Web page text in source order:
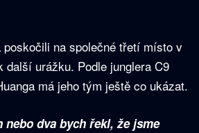
poskočili na společné třetí místo v
další urážku. Podle junglera C9
má jeho tým ještě co ukázat.
nebo dva bych řekl, že jsme